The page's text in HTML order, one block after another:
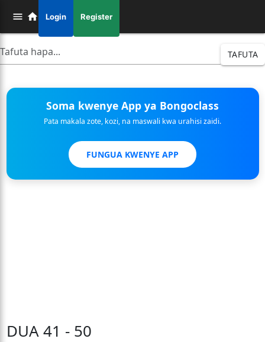
Login Register
TAFUTA
Soma kwenye App ya Bongoclass
Pata makala zote, kozi, na maswali kwa urahisi zaidi.
FUNGUA KWENYE APP
DUA 41 - 50